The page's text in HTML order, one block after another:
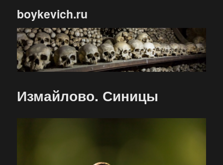
boykevich.ru
Измайлово. Синицы